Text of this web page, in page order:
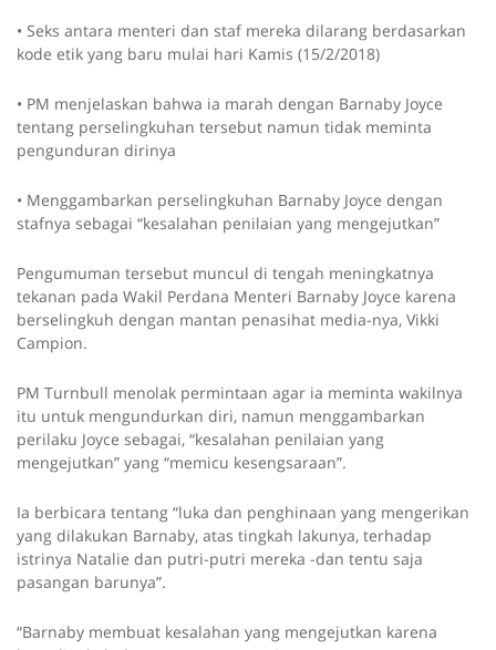
• Seks antara menteri dan staf mereka dilarang berdasarkan
kode etik yang baru mulai hari Kamis (15/2/2018)
• PM menjelaskan bahwa ia marah dengan Barnaby Joyce
tentang perselingkuhan tersebut namun tidak meminta
pengunduran dirinya
• Menggambarkan perselingkuhan Barnaby Joyce dengan
stafnya sebagai “kesalahan penilaian yang mengejutkan”
Pengumuman tersebut muncul di tengah meningkatnya
tekanan pada Wakil Perdana Menteri Barnaby Joyce karena
berselingkuh dengan mantan penasihat media-nya, Vikki
Campion.
PM Turnbull menolak permintaan agar ia meminta wakilnya
itu untuk mengundurkan diri, namun menggambarkan
perilaku Joyce sebagai, “kesalahan penilaian yang
mengejutkan” yang “memicu kesengsaraan”.
Ia berbicara tentang “luka dan penghinaan yang mengerikan
yang dilakukan Barnaby, atas tingkah lakunya, terhadap
istrinya Natalie dan putri-putri mereka -dan tentu saja
pasangan barunya”.
“Barnaby membuat kesalahan yang mengejutkan karena